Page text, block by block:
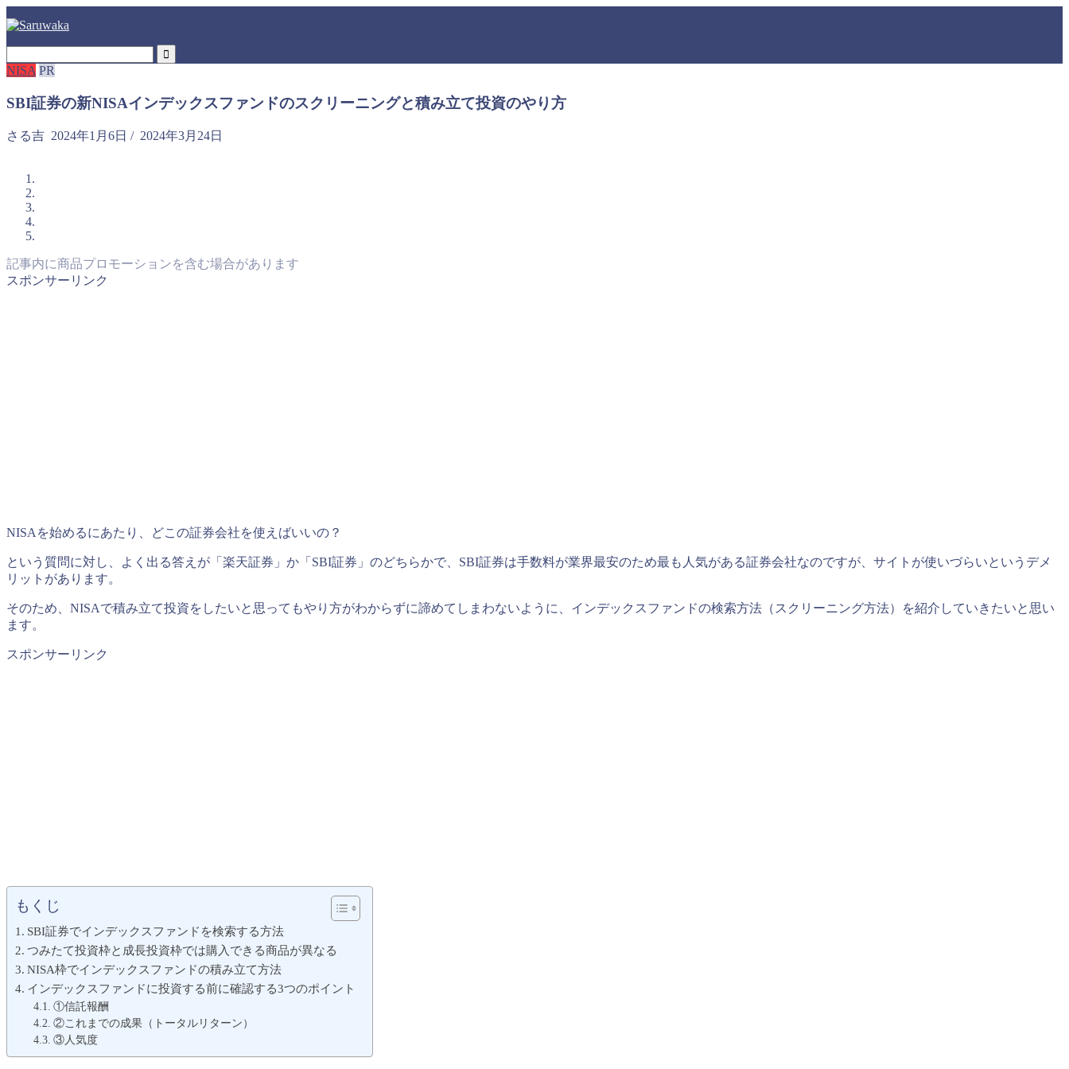
NISA PR
SBI証券の新NISAインデックスファンドのスクリーニングと積み立て投資のやり方
さる吉 2024年1月6日 / 2024年3月24日
記事内に商品プロモーションを含む場合があります
スポンサーリンク
NISAを始めるにあたり、どこの証券会社を使えばいいの？
という質問に対し、よく出る答えが「楽天証券」か「SBI証券」のどちらかで、SBI証券は手数料が業界最安のため最も人気がある証券会社なのですが、サイトが使いづらいというデメ
リットがあります。
そのため、NISAで積み立て投資をしたいと思ってもやり方がわからずに諦めてしまわないように、インデックスファンドの検索方法（スクリーニング方法）を紹介していきたいと思い
ます。
スポンサーリンク
もくじ
SBI証券でインデックスファンドを検索する方法
つみたて投資枠と成長投資枠では購入できる商品が異なる
NISA枠でインデックスファンドの積み立て方法
インデックスファンドに投資する前に確認する3つのポイント
①信託報酬
②これまでの成果（トータルリターン）
③人気度